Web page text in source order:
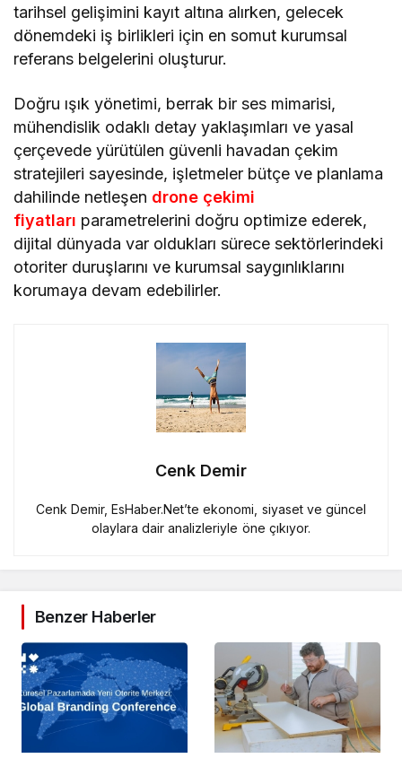
tarihsel gelişimini kayıt altına alırken, gelecek
dönemdeki iş birlikleri için en somut kurumsal
referans belgelerini oluşturur.
Doğru ışık yönetimi, berrak bir ses mimarisi,
mühendislik odaklı detay yaklaşımları ve yasal
çerçevede yürütülen güvenli havadan çekim
stratejileri sayesinde, işletmeler bütçe ve planlama
dahilinde netleşen drone çekimi
fiyatları parametrelerini doğru optimize ederek,
dijital dünyada var oldukları sürece sektörlerindeki
otoriter duruşlarını ve kurumsal saygınlıklarını
korumaya devam edebilirler.
Cenk Demir
Cenk Demir, EsHaber.Net’te ekonomi, siyaset ve güncel
olaylara dair analizleriyle öne çıkıyor.
Benzer Haberler